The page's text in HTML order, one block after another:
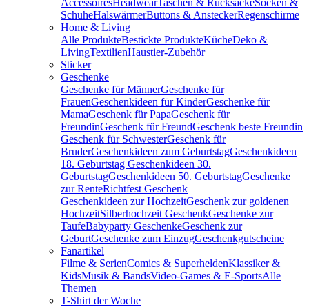
AccessoiresHeadwearTaschen & RucksäckeSocken &
SchuheHalswärmerButtons & AnsteckerRegenschirme
Home & Living
Alle ProdukteBestickte ProdukteKücheDeko &
LivingTextilienHaustier-Zubehör
Sticker
Geschenke
Geschenke für MännerGeschenke für
FrauenGeschenkideen für KinderGeschenke für
MamaGeschenk für PapaGeschenk für
FreundinGeschenk für FreundGeschenk beste Freundin
Geschenk für SchwesterGeschenk für
BruderGeschenkideen zum GeburtstagGeschenkideen
18. Geburtstag Geschenkideen 30.
GeburtstagGeschenkideen 50. GeburtstagGeschenke
zur RenteRichtfest Geschenk
Geschenkideen zur HochzeitGeschenk zur goldenen
HochzeitSilberhochzeit GeschenkGeschenke zur
TaufeBabyparty GeschenkeGeschenk zur
GeburtGeschenke zum EinzugGeschenkgutscheine
Fanartikel
Filme & SerienComics & SuperheldenKlassiker &
KidsMusik & BandsVideo-Games & E-SportsAlle
Themen
T-Shirt der Woche